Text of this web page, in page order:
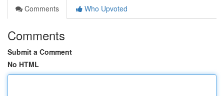
Comments
Who Upvoted
Comments
Submit a Comment
No HTML